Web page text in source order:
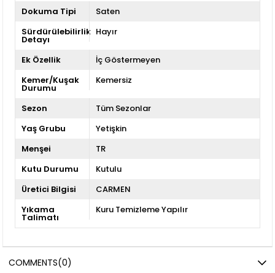
Dokuma Tipi
Saten
Sürdürülebilirlik
Detayı
Hayır
Ek Özellik
İç Göstermeyen
Kemer/Kuşak
Durumu
Kemersiz
Sezon
Tüm Sezonlar
Yaş Grubu
Yetişkin
Menşei
TR
Kutu Durumu
Kutulu
Üretici Bilgisi
CARMEN
Yıkama
Talimatı
Kuru Temizleme Yapılır
COMMENTS(0)